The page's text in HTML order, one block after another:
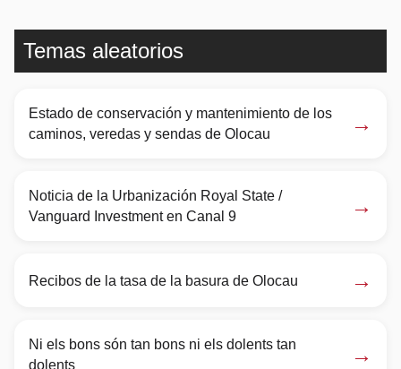
Temas aleatorios
Estado de conservación y mantenimiento de los
caminos, veredas y sendas de Olocau
→
Noticia de la Urbanización Royal State /
Vanguard Investment en Canal 9
→
Recibos de la tasa de la basura de Olocau →
Ni els bons són tan bons ni els dolents tan
dolents
→